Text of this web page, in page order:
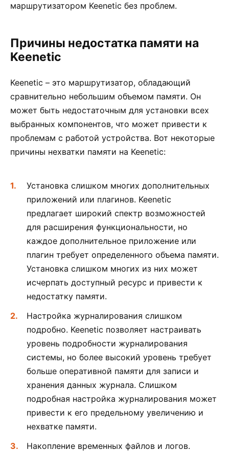
маршрутизатором Keenetic без проблем.
Причины недостатка памяти на
Keenetic
Keenetic – это маршрутизатор, обладающий
сравнительно небольшим объемом памяти. Он
может быть недостаточным для установки всех
выбранных компонентов, что может привести к
проблемам с работой устройства. Вот некоторые
причины нехватки памяти на Keenetic:
Установка слишком многих дополнительных
приложений или плагинов. Keenetic
предлагает широкий спектр возможностей
для расширения функциональности, но
каждое дополнительное приложение или
плагин требует определенного объема памяти.
Установка слишком многих из них может
исчерпать доступный ресурс и привести к
недостатку памяти.
Настройка журналирования слишком
подробно. Keenetic позволяет настраивать
уровень подробности журналирования
системы, но более высокий уровень требует
больше оперативной памяти для записи и
хранения данных журнала. Слишком
подробная настройка журналирования может
привести к его предельному увеличению и
нехватке памяти.
Накопление временных файлов и логов.